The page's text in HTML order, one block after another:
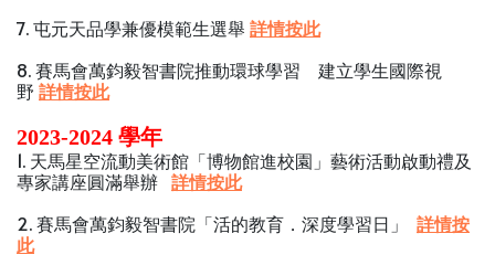
7. 屯元天品學兼優模範生選舉 詳情按此
8. 賽馬會萬鈞毅智書院推動環球學習 建立學生國際視
野 詳情按此
2023-2024 學年
1. 天馬星空流動美術館「博物館進校園」藝術活動啟動禮及
專家講座圓滿舉辦 詳情按此
2. 賽馬會萬鈞毅智書院「活的教育．深度學習日」 詳情按
此